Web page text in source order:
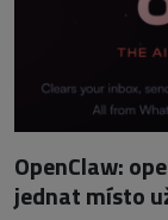
OpenClaw:
jednat místo